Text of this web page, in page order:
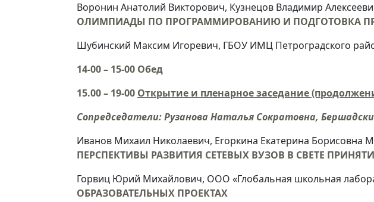
Воронин Анатолий Викторович, Кузнецов Владимир
ОЛИМПИАДЫ ПО ПРОГРАММИРОВАНИЮ И ПОДГОТОВКА
Шубинский Максим Игоревич, ГБОУ ИМЦ Петроградского
14-00 – 15-00 Обед
15.00 – 19-00 Открытие и пленарное заседание
Сопредседатели:Рузанова Наталья Сократовна,
Иванов Михаил Николаевич, Егоркина Екатерина Борисовна
ПЕРСПЕКТИВЫ РАЗВИТИЯ СЕТЕВЫХ ВУЗОВ В СВЕТЕ
Горвиц Юрий Михайлович, ООО «Глобальная школьная
ОБРАЗОВАТЕЛЬНЫХ ПРОЕКТАХ